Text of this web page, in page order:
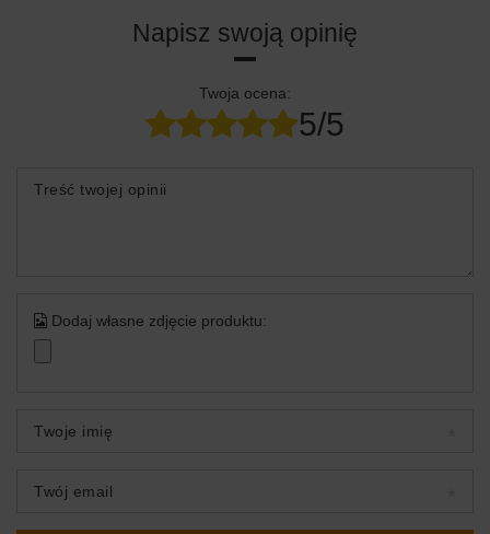
Napisz swoją opinię
Twoja ocena:
5/5
Treść twojej opinii
Dodaj własne zdjęcie produktu:
Twoje imię
Twój email